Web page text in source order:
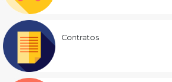
Contratos